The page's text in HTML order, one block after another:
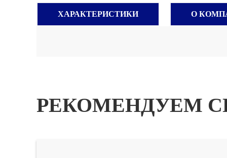
ХАРАКТЕРИСТИКИ О
РЕКОМЕНДУЕМ